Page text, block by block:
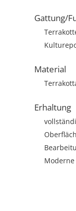
Gattung/
Material
Erhaltung